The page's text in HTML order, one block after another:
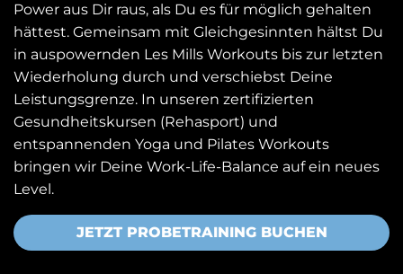
Power aus Dir raus, als Du es für möglich gehalten
hättest. Gemeinsam mit Gleichgesinnten hältst Du
in auspowernden Les Mills Workouts bis zur letzten
Wiederholung durch und verschiebst Deine
Leistungsgrenze. In unseren zertifizierten
Gesundheitskursen (Rehasport) und
entspannenden Yoga und Pilates Workouts
bringen wir Deine Work-Life-Balance auf ein neues
Level.
JETZT PROBETRAINING BUCHEN